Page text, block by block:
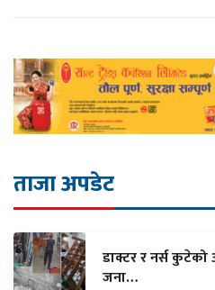
ताजा अपडेट
डाक्टर र नर्स
जना…